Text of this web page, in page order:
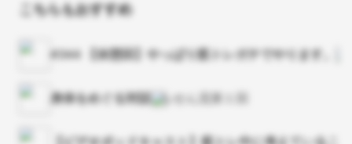
こちらもおすすめ
#344 【休憩回】やっぱり筋トレガチでやります。
身体をめぐる対話 らせん流第１回